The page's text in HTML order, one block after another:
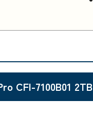
CFI-7100B01 2TB